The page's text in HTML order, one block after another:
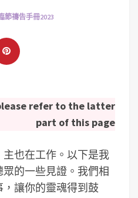
節禱告手冊2023
refer to the latter
part of this page
也在工作。以下是我
的一些見證。我們相
讓你的靈魂得到鼓